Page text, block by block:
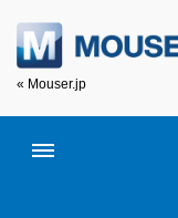
« Mouser.jp
Toggle menubar